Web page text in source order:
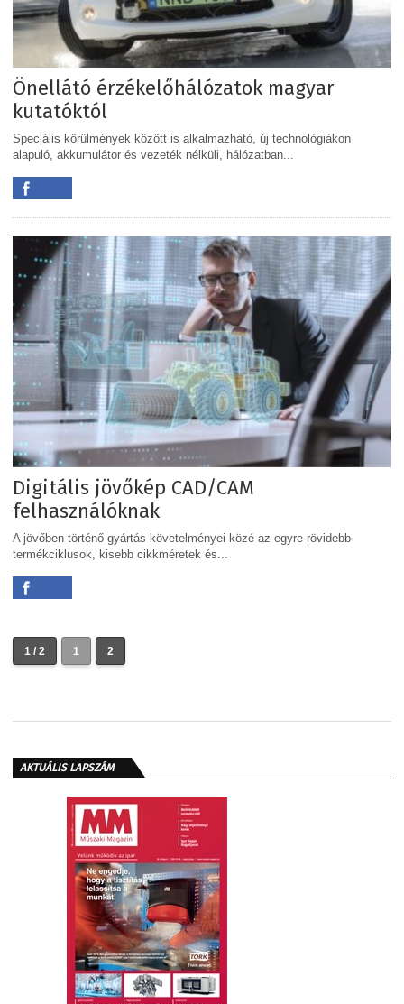
Önellátó érzékelőhálózatok magyar
kutatóktól
Speciális körülmények között is alkalmazható, új technológiákon
alapuló, akkumulátor és vezeték nélküli, hálózatban...
Digitális jövőkép CAD/CAM
felhasználóknak
A jövőben történő gyártás követelményei közé az egyre rövidebb
termékciklusok, kisebb cikkméretek és...
1 / 2 1 2
AKTUÁLIS LAPSZÁM